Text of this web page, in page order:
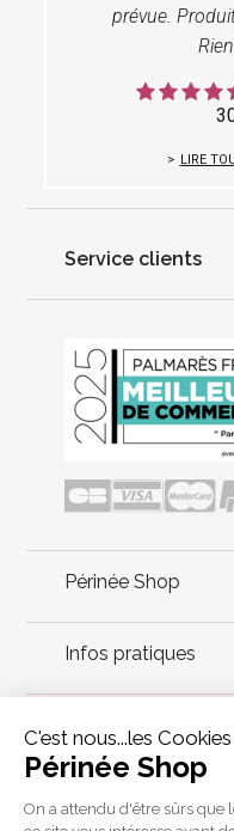
prévue.
LIRE
Service clients
Périnée Shop
Infos pratiques
Conseils périnée
Le pessaire cube
conventionné par
en cas de prescription
C'est nous...les Cookies
Périnée Shop
On a attendu d'être sûrs que